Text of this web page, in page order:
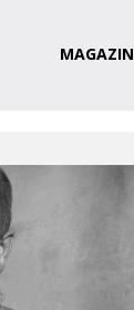
MAGAZIN